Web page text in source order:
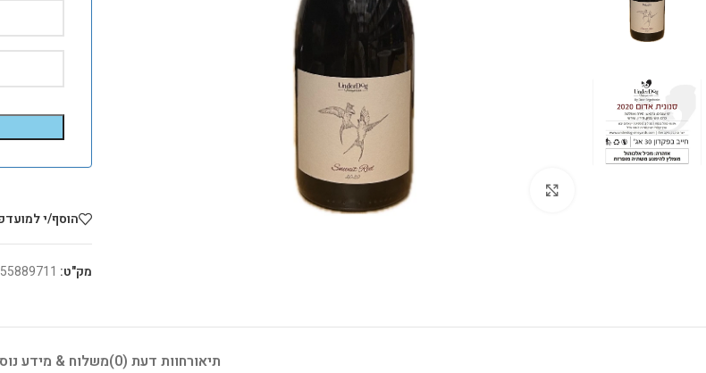
הוסף/י
מק"ט:
תיאורחוות דעת (0) משלוח & מידע